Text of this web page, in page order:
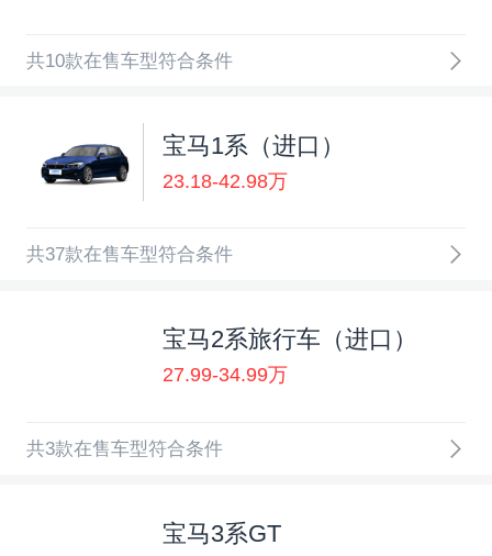
共10款在售车型符合条件
宝马1系（进口）
23.18-42.98万
共37款在售车型符合条件
宝马2系旅行车（进口）
27.99-34.99万
共3款在售车型符合条件
宝马3系GT